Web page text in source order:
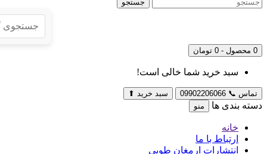
جستجو
0 محصول - 0 تومان
سبد خرید شما خالی است!
تماس 📞
09902206066 سبد خرید ⬆
دسته بندی ها منو
خانه
ارتباط با ما
انتشارات ارمغان طوبی